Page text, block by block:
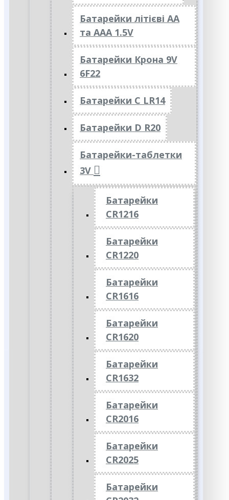
Батарейки літієві АА
та ААА 1.5V
Батарейки Крона 9V
6F22
Батарейки C LR14
Батарейки D R20
Батарейки-таблетки
3V
Батарейки
CR1216
Батарейки
CR1220
Батарейки
CR1616
Батарейки
CR1620
Батарейки
CR1632
Батарейки
CR2016
Батарейки
CR2025
Батарейки